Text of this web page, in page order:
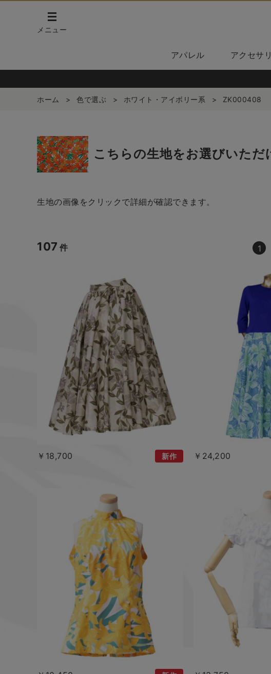
メニュー
アパレル アクセサ
ホーム > 色で選ぶ > ホワイト・アイボリー系 > ZK000408
こちらの生地をお選びいただ
生地の画像をクリックで詳細が確認できます。
107 件 1
￥18,700 新作 ￥24,200